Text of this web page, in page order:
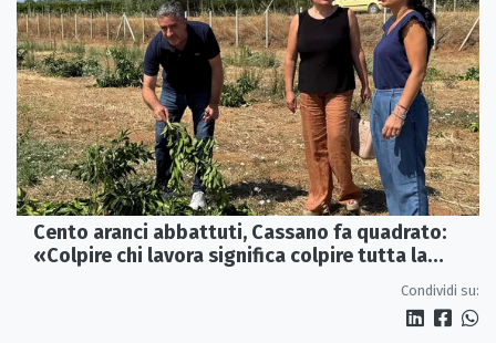
Cento aranci abbattuti, Cassano fa quadrato:
«Colpire chi lavora significa colpire tutta la
Condividi su: